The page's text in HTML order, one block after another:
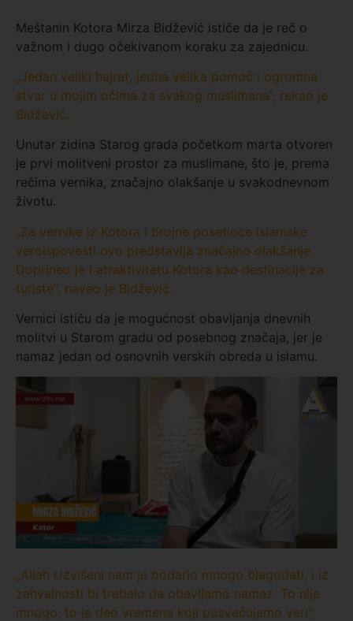
Meštanin Kotora Mirza Bidžević ističe da je reč o
važnom i dugo očekivanom koraku za zajednicu.
„Jedan veliki hajrat, jedna velika pomoć i ogromna
stvar u mojim očima za svakog muslimana“, rekao je
Bidžević.
Unutar zidina Starog grada početkom marta otvoren
je prvi molitveni prostor za muslimane, što je, prema
rečima vernika, značajno olakšanje u svakodnevnom
životu.
„Za vernike iz Kotora i brojne posetioce islamske
veroispovesti ovo predstavlja značajno olakšanje.
Doprineo je i atraktivitetu Kotora kao destinacije za
turiste“, naveo je Bidžević.
Vernici ističu da je mogućnost obavljanja dnevnih
molitvi u Starom gradu od posebnog značaja, jer je
namaz jedan od osnovnih verskih obreda u islamu.
„Allah Uzvišeni nam je podario mnogo blagodati, i iz
zahvalnosti bi trebalo da obavljamo namaz. To nije
mnogo, to je deo vremena koji posvećujemo veri“,